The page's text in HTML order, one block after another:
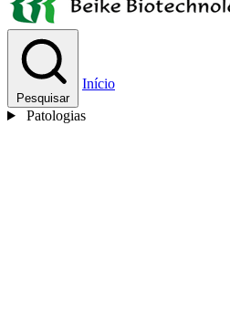
Pesquisar
Início
Patologias